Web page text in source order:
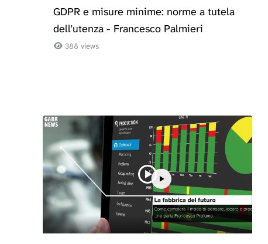
GDPR e misure minime: norme a tutela
dell'utenza - Francesco Palmieri
388 views